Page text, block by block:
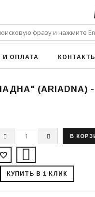
И ОПЛАТА КОНТАКТЫ
(ARIADNA) -
КУПИТЬ В 1 КЛИК